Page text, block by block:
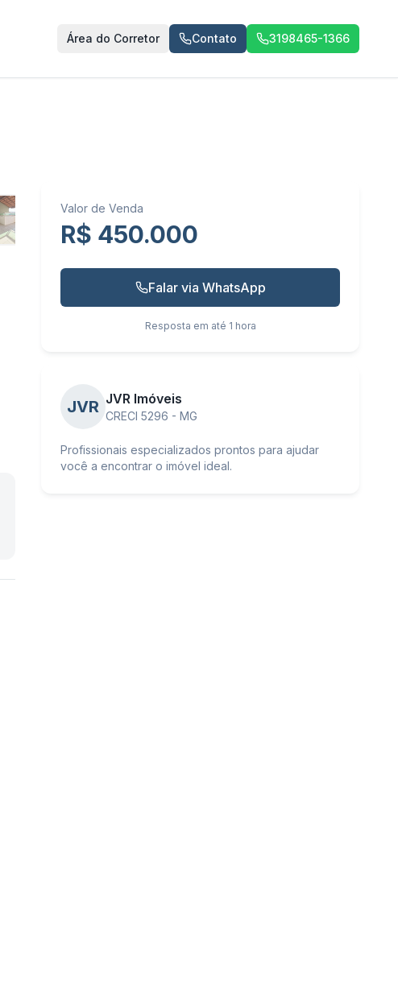
Área do Corretor Contato 3198465-1366
Valor de Venda
R$ 450.000
Falar via WhatsApp
Resposta em até 1 hora
JVR JVR Imóveis
CRECI 5296 - MG
Profissionais especializados prontos para ajudar
você a encontrar o imóvel ideal.